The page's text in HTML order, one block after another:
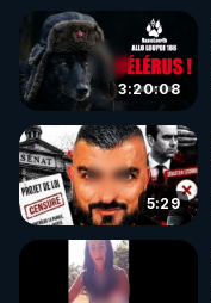
3:20:08
5:29